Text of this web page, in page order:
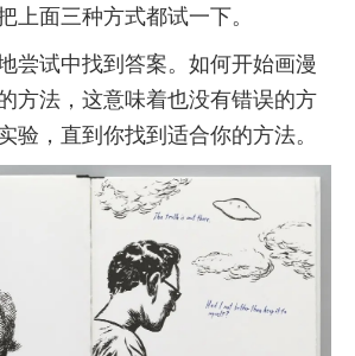
上面三种方式都试一下。
试中找到答案。如何开始画漫
方法，这意味着也没有错误的方
验，直到你找到适合你的方法。